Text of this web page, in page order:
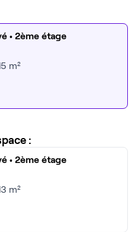
• 2ème étage
m²
:
• 2ème étage
m²